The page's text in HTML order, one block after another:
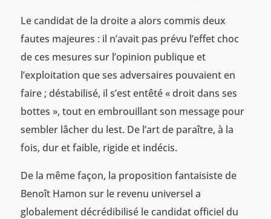
Le candidat de la droite a alors commis deux
fautes majeures : il n’avait pas prévu l’effet choc
de ces mesures sur l’opinion publique et
l’exploitation que ses adversaires pouvaient en
faire ; déstabilisé, il s’est entêté « droit dans ses
bottes », tout en embrouillant son message pour
sembler lâcher du lest. De l’art de paraître, à la
fois, dur et faible, rigide et indécis.
De la même façon, la proposition fantaisiste de
Benoît Hamon sur le revenu universel a
globalement décrédibilisé le candidat officiel du